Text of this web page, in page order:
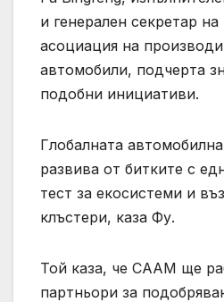
и генерален секретар
асоциация на
автомобили, подчерта
подобни инициативи.
Глобалната
развива от битките с
тест за екосистеми и
клъстери, каза Фу.
Той каза, че CAAM ще
партньори за